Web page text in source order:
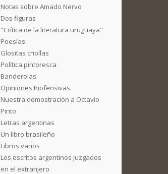
Notas sobre Amado Nervo
Dos figuras
"Crítica de la literatura uruguaya"
Poesías
Glositas criollas
Política pintoresca
Banderolas
Opiniones Inofensivas
Nuestra demostración a Octavio
Pinto
Letras argentinas
Un libro brasileño
Libros varios
Los escritos argentinos juzgados
en el extranjero